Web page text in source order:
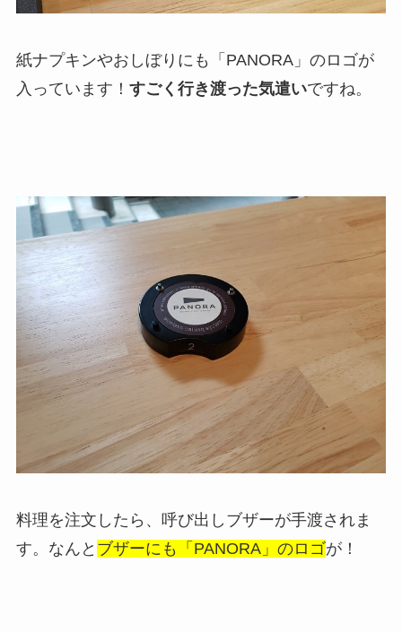
紙ナプキンやおしぼりにも「PANORA」のロゴが
入っています！ すごく行き渡った気遣いですね。
料理を注文したら、呼び出しブザーが手渡されま
す。なんと ブザーにも「PANORA」のロゴが！